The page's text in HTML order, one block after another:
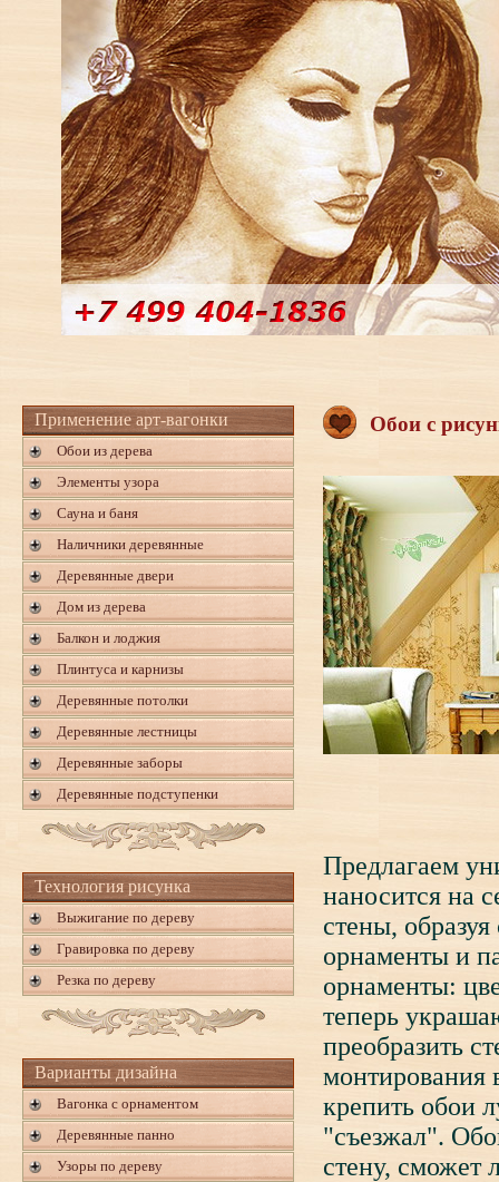
Применение арт-вагонки
Обои из дерева
Элементы узора
Сауна и баня
Наличники деревянные
Деревянные двери
Дом из дерева
Балкон и лоджия
Плинтуса и карнизы
Деревянные потолки
Деревянные лестницы
Деревянные заборы
Деревянные подступенки
Технология рисунка
Выжигание по дереву
Гравировка по дереву
Резка по дереву
Варианты дизайна
Вагонка с орнаментом
Деревянные панно
Узоры по дереву
Обои с
Предлагаем
наносится на
стены,
орнаменты и
орнаменты:
теперь
преобразить
монтирования
крепить обои
"съезжал".
стену, сможет